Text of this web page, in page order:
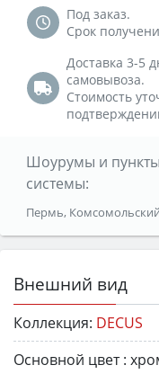
Под заказ.
Срок
Доставка 3-5
самовывоза.
Стоимость
Шоурумы и
системы:
Пермь,
Внешний вид
Коллекция: DECUS
Основной цвет :